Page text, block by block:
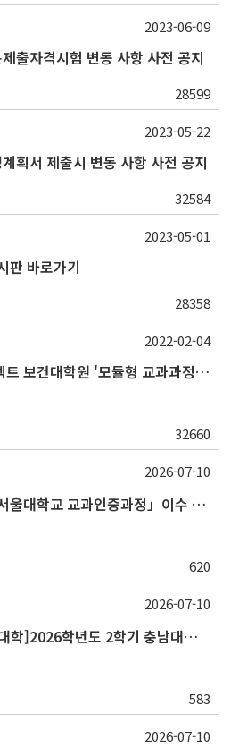
출자격시험 변동 사항 사전 공지
28599
2023-06-09
획서 제출시 변동 사항 사전 공지
32584
2023-05-22
판 바로가기
28358
2023-05-01
SNU Inno-Edu 프로젝트 보건대학원 '모듈형 교과과정' 안내(revised 2022/2/28)
32660
2022-02-04
2026학년도 1학기 「서울대학교 교과인증과정」이수 신청 안내
620
2026-07-10
[그린바이오 혁신융합대학]2026학년도 2학기 충남대학교 교류 수학 안내
583
2026-07-10
2026-07-10